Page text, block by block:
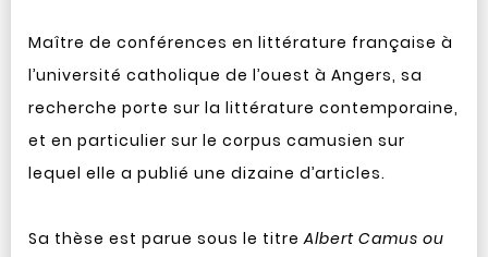
Maître de conférences en littérature française à
l’université catholique de l’ouest à Angers, sa
recherche porte sur la littérature contemporaine,
et en particulier sur le corpus camusien sur
lequel elle a publié une dizaine d’articles.
Sa thèse est parue sous le titreAlbert Camus ou